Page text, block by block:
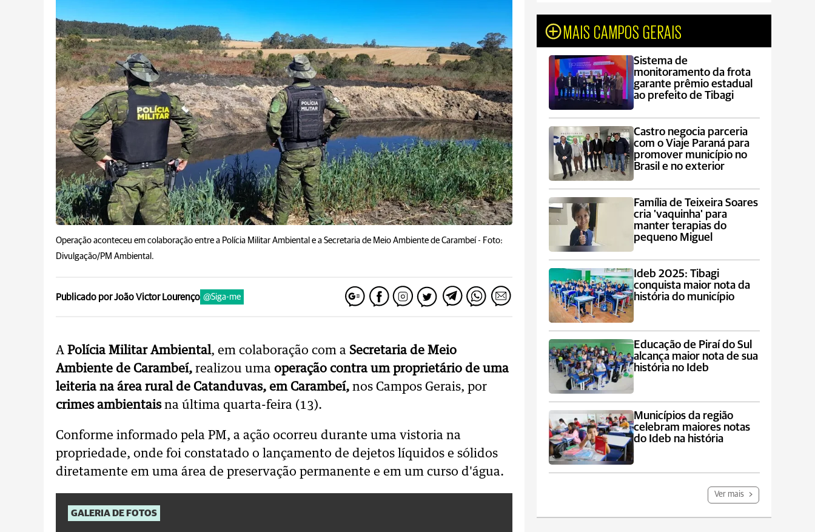
Operação aconteceu em colaboração entre a Polícia Militar Ambiental e a Secretaria de Meio Ambiente de Carambeí - Foto:
Divulgação/PM Ambiental.
Publicado por João Victor Lourenço @Siga-me
A Polícia Militar Ambiental, em colaboração com a Secretaria de Meio
Ambiente de Carambeí, realizou uma operação contra um proprietário de uma
leiteria na área rural de Catanduvas, em Carambeí, nos Campos Gerais, por
crimes ambientais na última quarta-feira (13).
Conforme informado pela PM, a ação ocorreu durante uma vistoria na
propriedade, onde foi constatado o lançamento de dejetos líquidos e sólidos
diretamente em uma área de preservação permanente e em um curso d'água.
GALERIA DE FOTOS
MAIS CAMPOS GERAIS
Sistema de
monitoramento da frota
garante prêmio estadual
ao prefeito de Tibagi
Castro negocia parceria
com o Viaje Paraná para
promover município no
Brasil e no exterior
Família de Teixeira Soares
cria 'vaquinha' para
manter terapias do
pequeno Miguel
Ideb 2025: Tibagi
conquista maior nota da
história do município
Educação de Piraí do Sul
alcança maior nota de sua
história no Ideb
Municípios da região
celebram maiores notas
do Ideb na história
Ver mais